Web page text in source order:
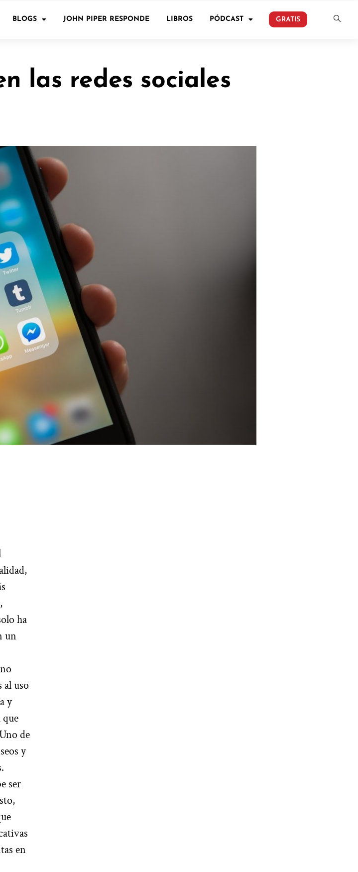
BLOGS JOHN PIPER RESPONDE LIBROS PÓDCAST GRATIS
las redes sociales
ha
un
al uso
y
de
y
ser
en